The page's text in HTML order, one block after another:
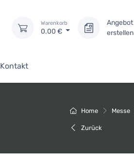
Warenkorb
0.00 €
Angebot
erstellen
Kontakt
Home Messe
Zurück